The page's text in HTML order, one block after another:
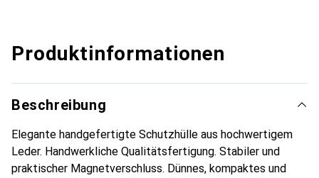
Produktinformationen
Beschreibung
Elegante handgefertigte Schutzhülle aus hochwertigem
Leder. Handwerkliche Qualitätsfertigung. Stabiler und
praktischer Magnetverschluss. Dünnes, kompaktes und